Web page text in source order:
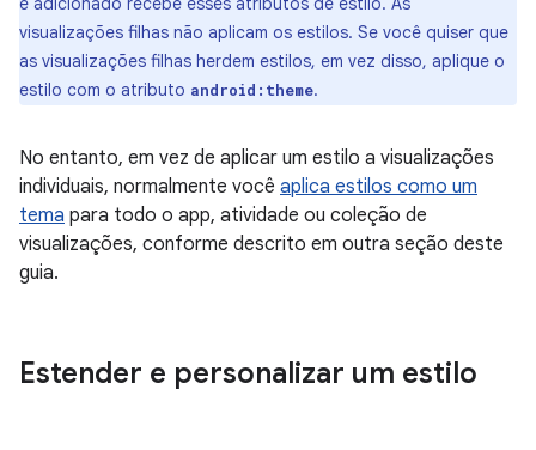
visualizações filhas não aplicam os estilos. Se você quiser que
as visualizações filhas herdem estilos, em vez disso, aplique o
estilo com o atributo android:theme.
No entanto, em vez de aplicar um estilo a visualizações
individuais, normalmente você aplica estilos como um
tema para todo o app, atividade ou coleção de
visualizações, conforme descrito em outra seção deste
guia.
Estender e personalizar um estilo